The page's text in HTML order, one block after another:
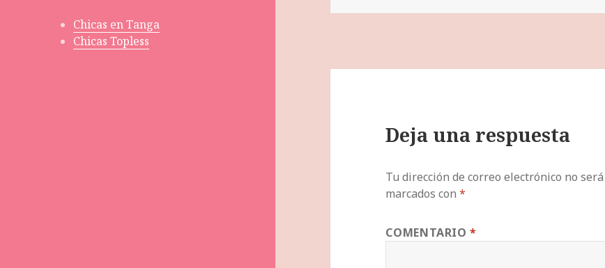
Chicas en Tanga
Chicas Topless
Deja una respuesta
Tu dirección de correo electrónico no
marcados con*
COMENTARIO*